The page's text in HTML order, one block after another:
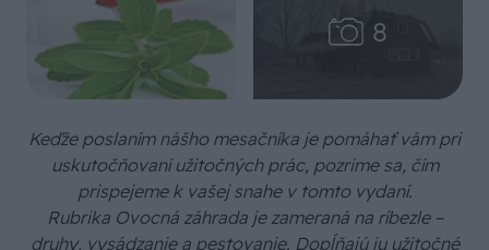
Keďže poslaním nášho mesačníka je pomáhať vám pri
uskutočňovaní užitočných prác, pozrime sa, čím
prispejeme k vašej snahe v tomto vydaní.
Rubrika Ovocná záhrada je zameraná na ríbezle –
druhy, vysádzanie a pestovanie. Dopĺňajú ju užitočné